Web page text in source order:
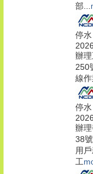
部...
停水
辦
250
線
停水
辦
38
用
工